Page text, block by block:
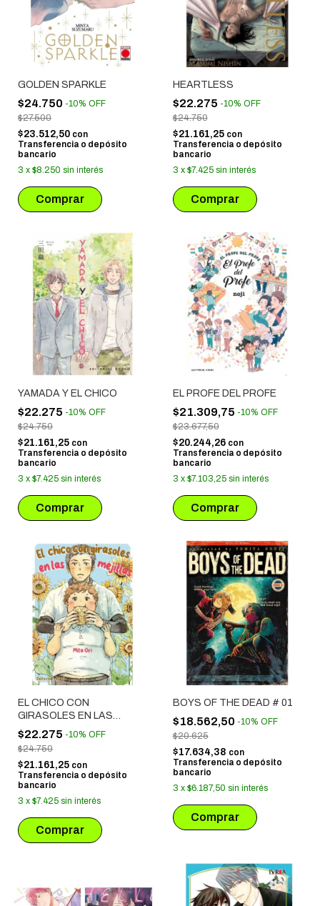
GOLDEN SPARKLE
$24.750 -10% OFF
$27.500
$23.512,50 con
Transferencia o depósito
bancario
3 x $8.250 sin interés
HEARTLESS
$22.275 -10% OFF
$24.750
$21.161,25 con
Transferencia o depósito
bancario
3 x $7.425 sin interés
YAMADA Y EL CHICO
$22.275 -10% OFF
$24.750
$21.161,25 con
Transferencia o depósito
bancario
3 x $7.425 sin interés
EL PROFE DEL PROFE
$21.309,75 -10% OFF
$23.677,50
$20.244,26 con
Transferencia o depósito
bancario
3 x $7.103,25 sin interés
EL CHICO CON
GIRASOLES EN LAS
MEJILLAS
$22.275 -10% OFF
$24.750
$21.161,25 con
Transferencia o depósito
bancario
3 x $7.425 sin interés
BOYS OF THE DEAD # 01
$18.562,50 -10% OFF
$20.625
$17.634,38 con
Transferencia o depósito
bancario
3 x $6.187,50 sin interés